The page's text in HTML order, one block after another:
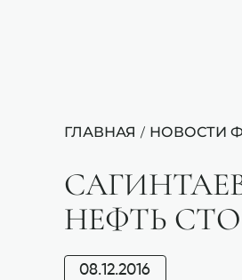
ГЛАВНАЯ / НОВОСТИ
НЕФТЬ
08.12.2016